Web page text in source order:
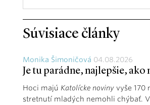
Súvisiace články
Monika Šimoničová 04.08.2026
Je tu parádne, najlepšie,
Hoci majú Katolícke noviny vyše 170
stretnutí mladých nemohli chýbať.